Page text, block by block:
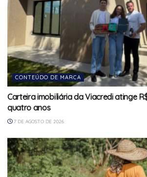
CONTEÚDO DE MARCA
Carteira imobiliária da Viacredi atinge
quatro anos
7 DE AGOSTO DE 2026